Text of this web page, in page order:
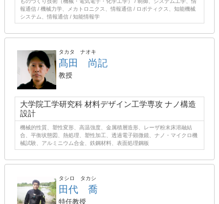
報通信 / 機械力学、メカトロニクス、情報通信 / ロボティクス、知能機械
システム、情報通信 / 知能情報学
タカタ ナオキ
髙田 尚記
教授
大学院工学研究科 材料デザイン工学専攻 ナノ構造
設計
機械的性質、塑性変形、高温強度、金属積層造形、レーザ粉末床溶融結
合、平衡状態図、熱処理、塑性加工、透過電子顕微鏡、ナノ・マイクロ機
械試験、アルミニウム合金、鉄鋼材料、表面処理鋼板
タシロ タカシ
田代 喬
特任教授